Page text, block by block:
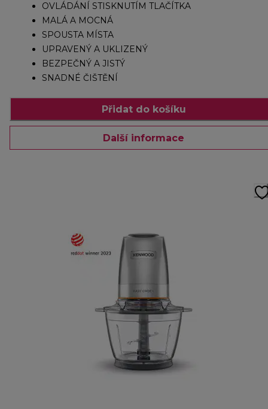
OVLÁDÁNÍ STISKNUTÍM TLAČÍTKA
MALÁ A MOCNÁ
SPOUSTA MÍSTA
UPRAVENÝ A UKLIZENÝ
BEZPEČNÝ A JISTÝ
SNADNÉ ČIŠTĚNÍ
Přidat do košíku
Další informace